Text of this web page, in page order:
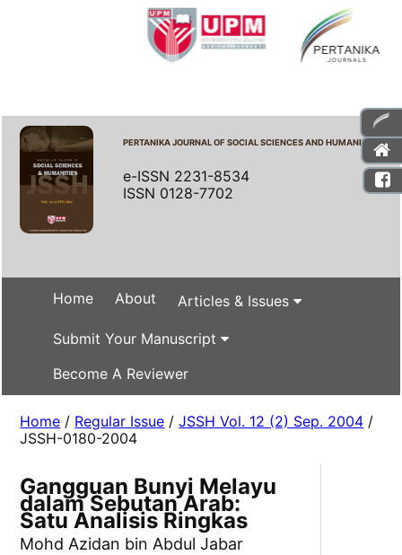
PERTANIKA JOURNAL OF SOCIAL SCIENCES AND HUMANITIES
e-ISSN 2231-8534
ISSN 0128-7702
Home About Articles & Issues
Submit Your Manuscript
Become A Reviewer
Home / Regular Issue /JSSH Vol. 12 (2) Sep. 2004 /
JSSH-0180-2004
Gangguan Bunyi Melayu
dalam Sebutan Arab:
Satu Analisis Ringkas
Mohd Azidan bin Abdul Jabar